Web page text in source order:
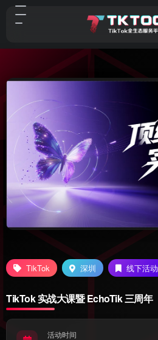
TikTok 深圳 线下活动
TikTok 实战大课暨 EchoTik 三周年
活动时间